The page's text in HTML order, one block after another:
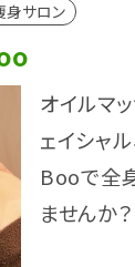
身サロン
オイルマ
ェイシャ
Booで全
ませんか？